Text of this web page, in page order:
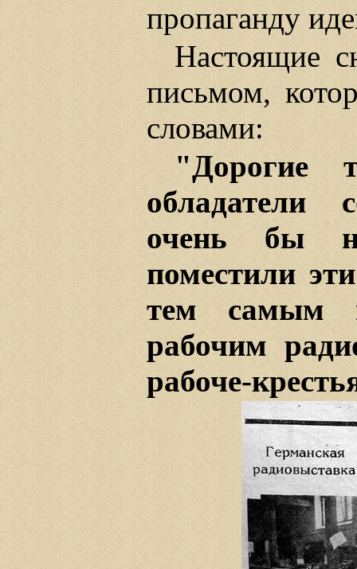
пропаганду
Настоящие
письмом,
словами:
"Дорогие
обладатели
очень бы
поместили
тем самым
рабочим
рабоче-